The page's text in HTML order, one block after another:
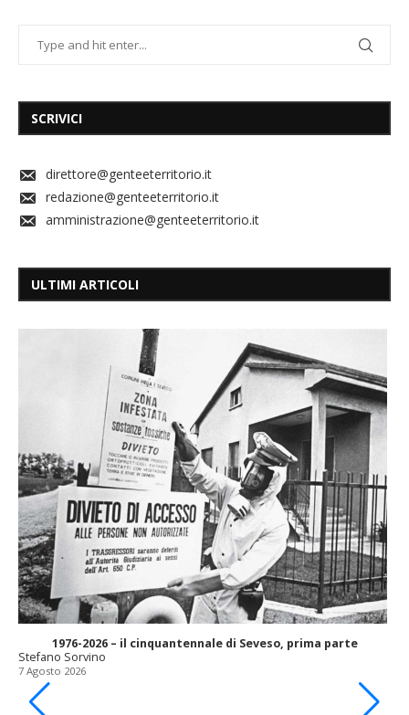
SCRIVICI
direttore@genteeterritorio.it
redazione@genteeterritorio.it
amministrazione@genteeterritorio.it
ULTIMI ARTICOLI
1976-2026 – il cinquantennale di Seveso, prima parte
Stefano Sorvino
7 Agosto 2026